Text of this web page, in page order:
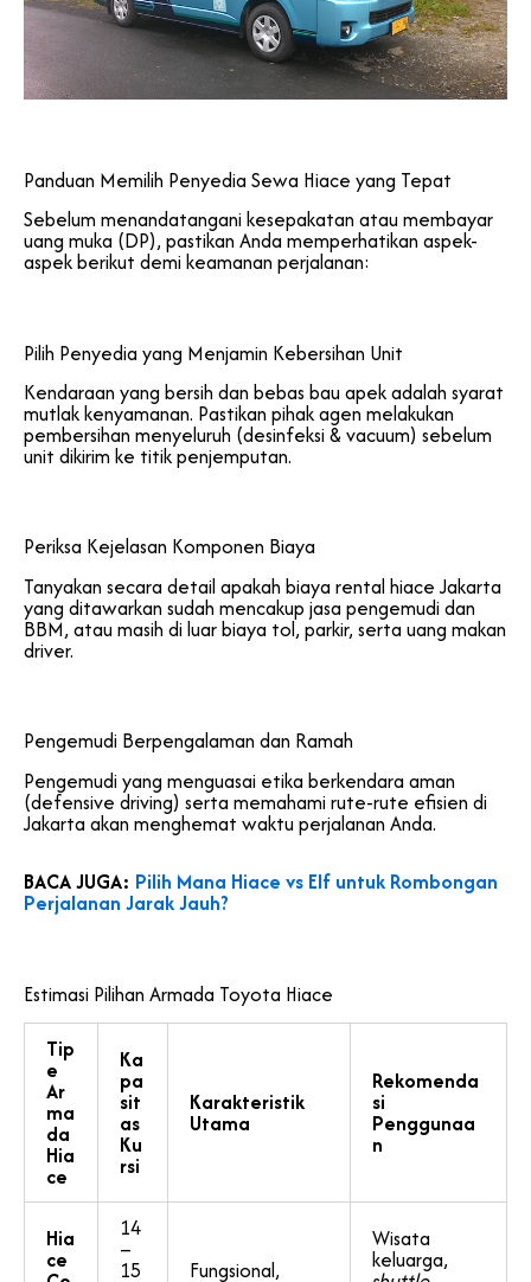
Panduan Memilih Penyedia Sewa Hiace yang Tepat
Sebelum menandatangani kesepakatan atau membayar
uang muka (DP), pastikan Anda memperhatikan aspek-
aspek berikut demi keamanan perjalanan:
Pilih Penyedia yang Menjamin Kebersihan Unit
Kendaraan yang bersih dan bebas bau apek adalah syarat
mutlak kenyamanan. Pastikan pihak agen melakukan
pembersihan menyeluruh (desinfeksi & vacuum) sebelum
unit dikirim ke titik penjemputan.
Periksa Kejelasan Komponen Biaya
Tanyakan secara detail apakah biaya rental hiace Jakarta
yang ditawarkan sudah mencakup jasa pengemudi dan
BBM, atau masih di luar biaya tol, parkir, serta uang makan
driver.
Pengemudi Berpengalaman dan Ramah
Pengemudi yang menguasai etika berkendara aman
(defensive driving) serta memahami rute-rute efisien di
Jakarta akan menghemat waktu perjalanan Anda.
BACA JUGA: Pilih Mana Hiace vs Elf untuk Rombongan
Perjalanan Jarak Jauh?
Estimasi Pilihan Armada Toyota Hiace
Tip
e
Ar
ma
da
Hia
ce
Ka
pa
sit
as
Ku
rsi
Karakteristik
Utama
Rekomenda
si
Penggunaa
n
Hia
ce
14
–
15 Fungsional,
Wisata
keluarga,